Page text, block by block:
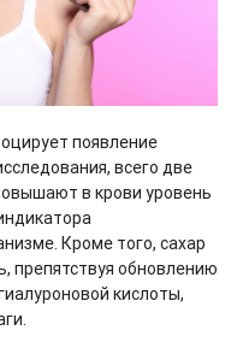
появление
всего две
в крови уровень
Кроме того, сахар
препятствуя обновлению
кислоты,